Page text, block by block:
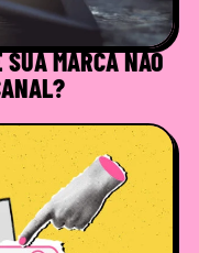
MARCA NÃO